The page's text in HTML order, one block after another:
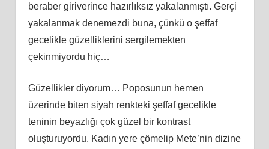
beraber giriverince hazırlıksız yakalanmıştı. Gerçi
yakalanmak denemezdi buna, çünkü o şeffaf
gecelikle güzelliklerini sergilemekten
çekinmiyordu hiç…
Güzellikler diyorum… Poposunun hemen
üzerinde biten siyah renkteki şeffaf gecelikle
teninin beyazlığı çok güzel bir kontrast
oluşturuyordu. Kadın yere çömelip Mete’nin dizine